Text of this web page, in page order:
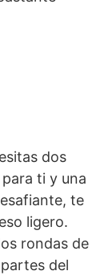
dos
ti y una
te
ligero.
rondas de
del